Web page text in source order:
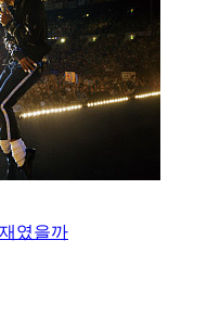
였을까